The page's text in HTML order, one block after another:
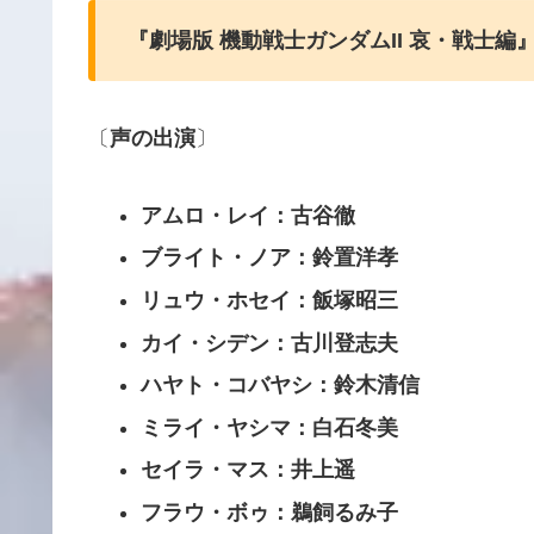
『劇場版 機動戦士ガンダムII 哀・戦士編
〔 声の出演 〕
アムロ・レイ：古谷徹
ブライト・ノア：鈴置洋孝
リュウ・ホセイ：飯塚昭三
カイ・シデン：古川登志夫
ハヤト・コバヤシ：鈴木清信
ミライ・ヤシマ：白石冬美
セイラ・マス：井上遥
フラウ・ボゥ：鵜飼るみ子